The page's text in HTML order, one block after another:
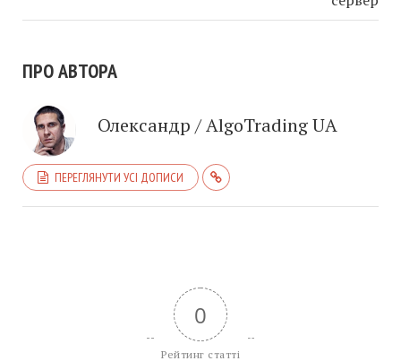
ПРО АВТОРА
Олександр / AlgoTrading UA
ПЕРЕГЛЯНУТИ УСІ ДОПИСИ
0
Рейтинг статті